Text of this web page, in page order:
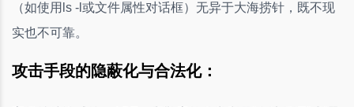
（如使用ls -l或文件属性对话框）无异于大海捞针，既不现
实也不可靠。
攻击手段的隐蔽化与合法化：